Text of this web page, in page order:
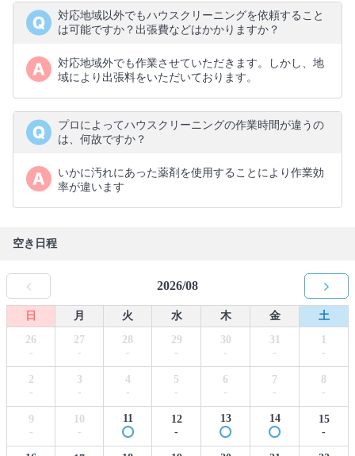
対応地域以外でもハウスクリーニングを依頼すること
は可能ですか？出張費などはかかりますか？
対応地域外でも作業させていただきます。しかし、地
域により出張料をいただいております。
プロによってハウスクリーニングの作業時間が違うの
は、何故ですか？
いかに汚れにあった薬剤を使用することにより作業効
率が違います
空き日程
2026/08
日 月 火 水 木 金
土
26
-
27
-
28
-
29
-
30
-
31
-
1
-
2
-
3
-
4
-
5
-
6
-
7
-
8
-
9
-
10
-
11
12
-
13 14
15
-